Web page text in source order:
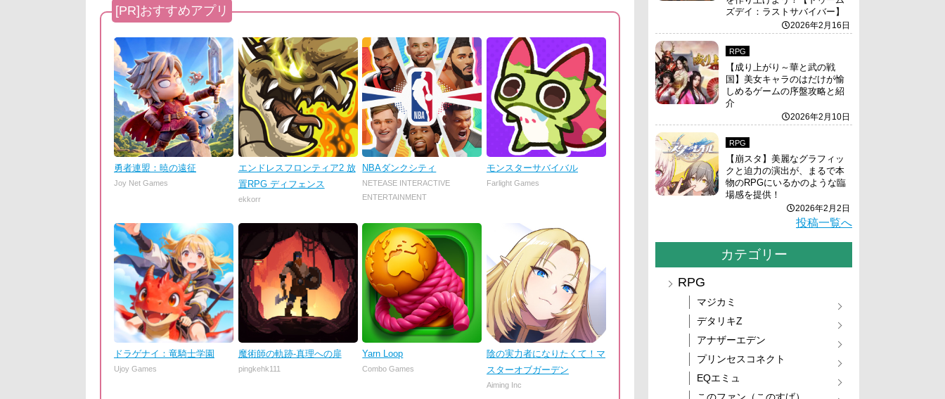
勇者連盟：暁の遠征
Joy Net Games
エンドレスフロンティア2 放
置RPG ディフェンス
ekkorr
NBAダンクシティ
NETEASE INTERACTIVE
ENTERTAINMENT
モンスターサバイバル
Farlight Games
ドラゲナイ：竜騎士学園
Ujoy Games
魔術師の軌跡-真理への扉
pingkehk111
Yarn Loop
Combo Games
陰の実力者になりたくて！マ
スターオブガーデン
Aiming Inc
ズデイ：ラストサバイバー】
2026年2月16日
RPG
【成り上がり～華と武の戦
国】美女キャラのはだけが愉
しめるゲームの序盤攻略と紹
介
2026年2月10日
RPG
【崩スタ】美麗なグラフィッ
クと迫力の演出が、まるで本
物のRPGにいるかのような臨
場感を提供！
2026年2月2日
投稿一覧へ
カテゴリー
RPG
マジカミ
デタリキZ
アナザーエデン
プリンセスコネクト
EQエミュ